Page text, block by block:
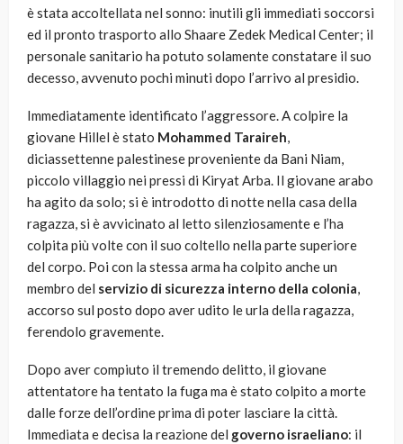
è stata accoltellata nel sonno: inutili gli immediati soccorsi
ed il pronto trasporto allo Shaare Zedek Medical Center; il
personale sanitario ha potuto solamente constatare il suo
decesso, avvenuto pochi minuti dopo l’arrivo al presidio.
Immediatamente identificato l’aggressore. A colpire la
giovane Hillel è stato Mohammed Taraireh,
diciassettenne palestinese proveniente da Bani Niam,
piccolo villaggio nei pressi di Kiryat Arba. Il giovane arabo
ha agito da solo; si è introdotto di notte nella casa della
ragazza, si è avvicinato al letto silenziosamente e l’ha
colpita più volte con il suo coltello nella parte superiore
del corpo. Poi con la stessa arma ha colpito anche un
membro del servizio di sicurezza interno della colonia,
accorso sul posto dopo aver udito le urla della ragazza,
ferendolo gravemente.
Dopo aver compiuto il tremendo delitto, il giovane
attentatore ha tentato la fuga ma è stato colpito a morte
dalle forze dell’ordine prima di poter lasciare la città.
Immediata e decisa la reazione del governo israeliano: il